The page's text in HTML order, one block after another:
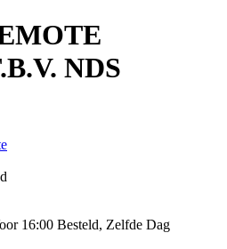
NDS
16:00 Besteld, Zelfde Dag